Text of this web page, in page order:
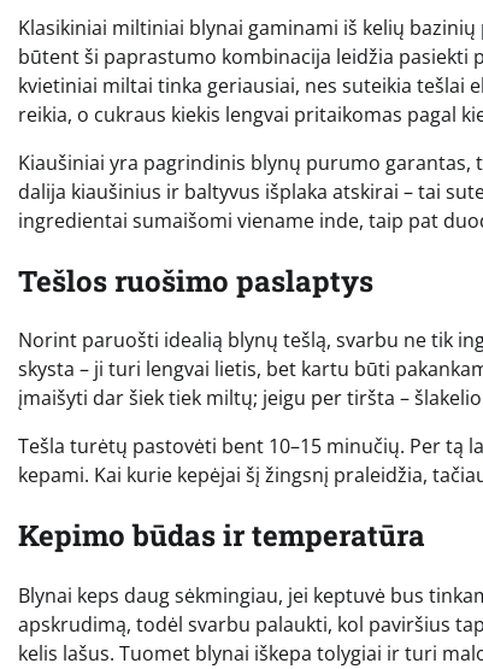
Klasikiniai miltiniai blynai gaminami iš kelių
būtent ši paprastumo kombinacija leidžia
kvietiniai miltai tinka geriausiai, nes suteikia tešlai
reikia, o cukraus kiekis lengvai pritaikomas pagal
Kiaušiniai yra pagrindinis blynų purumo garantas,
dalija kiaušinius ir baltyvus išplaka atskirai – tai
ingredientai sumaišomi viename inde, taip pat
Tešlos ruošimo paslaptys
Norint paruošti idealią blynų tešlą, svarbu ne tik
skysta – ji turi lengvai lietis, bet kartu būti
įmaišyti dar šiek tiek miltų; jeigu per tiršta –
Tešla turėtų pastovėti bent 10–15 minučių. Per tą
kepami. Kai kurie kepėjai šį žingsnį praleidžia,
Kepimo būdas ir temperatūra
Blynai keps daug sėkmingiau, jei keptuvė bus
apskrudimą, todėl svarbu palaukti, kol paviršius
kelis lašus. Tuomet blynai iškepa tolygiai ir turi